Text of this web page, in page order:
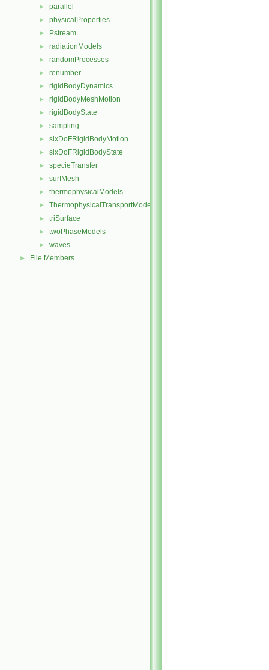
► parallel
► physicalProperties
► Pstream
► radiationModels
► randomProcesses
► renumber
► rigidBodyDynamics
► rigidBodyMeshMotion
► rigidBodyState
► sampling
► sixDoFRigidBodyMotion
► sixDoFRigidBodyState
► specieTransfer
► surfMesh
► thermophysicalModels
► ThermophysicalTransportModels
► triSurface
► twoPhaseModels
► waves
► File Members